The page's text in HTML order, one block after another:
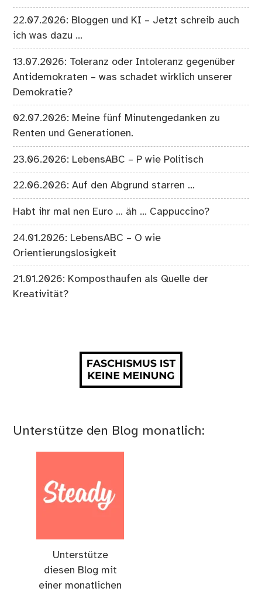
22.07.2026: Bloggen und KI – Jetzt schreib auch
ich was dazu …
13.07.2026: Toleranz oder Intoleranz gegenüber
Antidemokraten – was schadet wirklich unserer
Demokratie?
02.07.2026: Meine fünf Minutengedanken zu
Renten und Generationen.
23.06.2026: LebensABC – P wie Politisch
22.06.2026: Auf den Abgrund starren …
Habt ihr mal nen Euro … äh … Cappuccino?
24.01.2026: LebensABC – O wie
Orientierungslosigkeit
21.01.2026: Komposthaufen als Quelle der
Kreativität?
Unterstütze den Blog monatlich:
Unterstütze
diesen Blog mit
einer monatlichen